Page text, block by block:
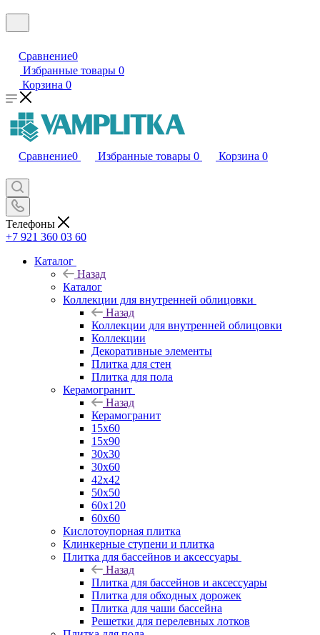
Сравнение0
Избранные товары 0
Корзина 0
Сравнение0 Избранные товары 0 Корзина 0
Телефоны
+7 921 360 03 60
Каталог
Назад
Каталог
Коллекции для внутренней облицовки
Назад
Коллекции для внутренней облицовки
Коллекции
Декоративные элементы
Плитка для стен
Плитка для пола
Керамогранит
Назад
Керамогранит
15х60
15x90
30х30
30х60
42х42
50х50
60х120
60х60
Кислотоупорная плитка
Клинкерные ступени и плитка
Плитка для бассейнов и аксессуары
Назад
Плитка для бассейнов и аксессуары
Плитка для обходных дорожек
Плитка для чаши бассейна
Решетки для перелевных лотков